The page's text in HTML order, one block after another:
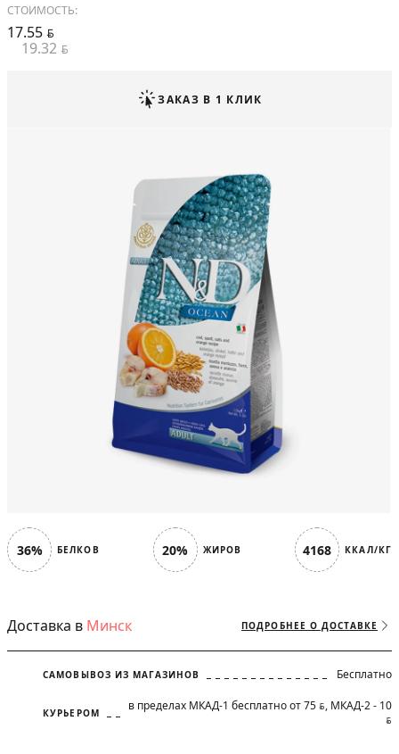
36% БЕЛКОВ 20% ЖИРОВ 4168 ККАЛ/КГ
Доставка в Минск ПОДРОБНЕЕ О ДОСТАВКЕ
САМОВЫВОЗ ИЗ МАГАЗИНОВ Бесплатно
КУРЬЕРОМ в пределах МКАД-1 бесплатно от 75 BYN, МКАД-2 - 10
BYN
СТОИМОСТЬ:
17.55 BYN
19.32 BYN
ЗАКАЗ В 1 КЛИК